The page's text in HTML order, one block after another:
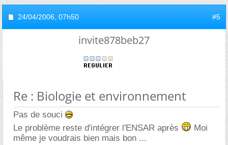
24/04/2006, 07h50 #5
invite878beb27
Re : Biologie et environnement
Pas de souci
Le problème reste d'intégrer l'ENSAR après
Moi
même je voudrais bien mais bon ...